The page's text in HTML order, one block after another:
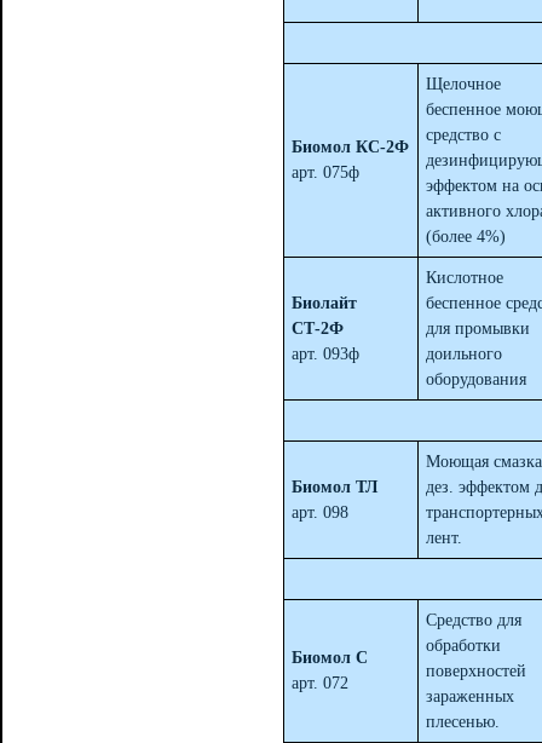
Биомол КС-2Ф
арт. 075ф
Щелочное
беспенное
средство с
эффектом на
активного
(более 4%)
Биолайт
СТ-2Ф
арт. 093ф
Кислотное
беспенное
для промывки
доильного
оборудования
Биомол ТЛ
арт. 098
Моющая
дез. эффектом
лент.
Биомол С
арт. 072
Средство для
обработки
поверхностей
зараженных
плесенью.